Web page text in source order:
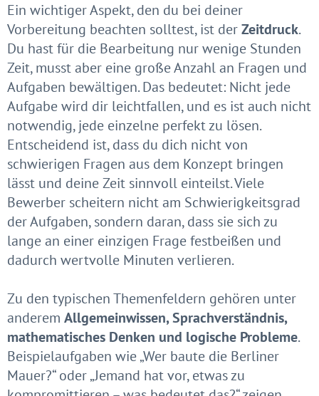
Ein wichtiger Aspekt, den du bei deiner
Vorbereitung beachten solltest, ist derZeitdruck.
Du hast für die Bearbeitung nur wenige Stunden
Zeit, musst aber eine große Anzahl an Fragen und
Aufgaben bewältigen. Das bedeutet: Nicht jede
Aufgabe wird dir leichtfallen, und es ist auch nicht
notwendig, jede einzelne perfekt zu lösen.
Entscheidend ist, dass du dich nicht von
schwierigen Fragen aus dem Konzept bringen
lässt und deine Zeit sinnvoll einteilst. Viele
Bewerber scheitern nicht am Schwierigkeitsgrad
der Aufgaben, sondern daran, dass sie sich zu
lange an einer einzigen Frage festbeißen und
dadurch wertvolle Minuten verlieren.
Zu den typischen Themenfeldern gehören unter
anderem Allgemeinwissen, Sprachverständnis,
mathematisches Denken und logische Probleme.
Beispielaufgaben wie „Wer baute die Berliner
Mauer?“ oder „Jemand hat vor, etwas zu